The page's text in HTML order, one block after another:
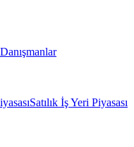
Satılık İş Yeri Piyasası